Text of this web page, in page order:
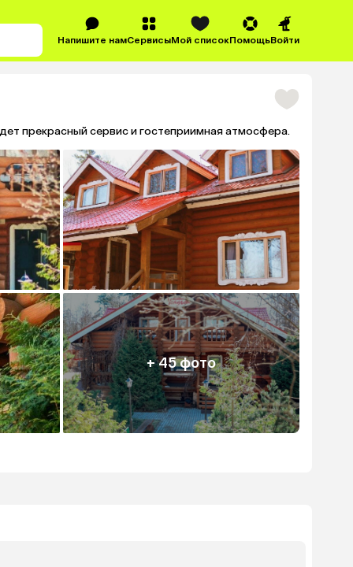
Напишите намСервисыМой списокПомощьВойти
прекрасный сервис и гостеприимная атмосфера.
+ 45 фото